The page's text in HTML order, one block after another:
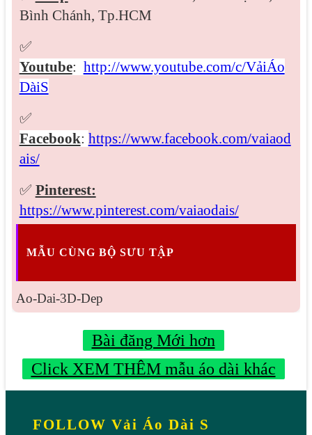
Bình Chánh, Tp.HCM
✅
Youtube: http://www.youtube.com/c/VảiÁo
DàiS
✅
Facebook: https://www.facebook.com/vaiaod
ais/
✅ Pinterest:
https://www.pinterest.com/vaiaodais/
MẪU CÙNG BỘ SƯU TẬP
Ao-Dai-3D-Dep
Bài đăng Mới hơn
Click XEM THÊM mẫu áo dài khác
FOLLOW Vải Áo Dài S